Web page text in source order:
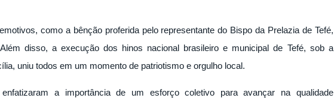
como a bênção proferida pelo representante do Bispo da Prelazia de Tefé,
disso, a execução dos hinos nacional brasileiro e municipal de Tefé, sob a
uniu todos em um momento de patriotismo e orgulho local.
a importância de um esforço coletivo para avançar na qualidade